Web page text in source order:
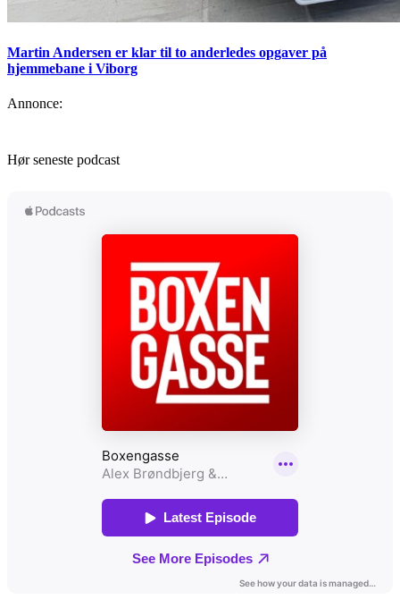
Martin Andersen er klar til to anderledes opgaver på
hjemmebane i Viborg
Annonce:
Hør seneste podcast